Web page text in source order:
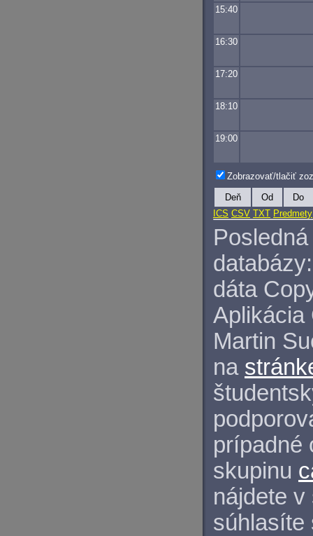
15:40
16:30
17:20
18:10
19:00
Zobrazovať/tlačiť
Deň Od
Do
ICS CSV TXT Predmety
databázy:
dáta
Aplikácia
Martin
na
prípadné
skupinu
nájdete